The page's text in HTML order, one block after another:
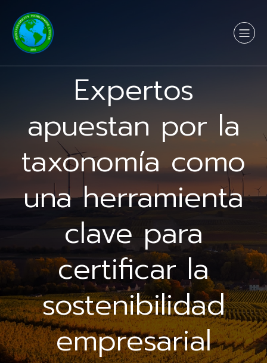
Expertos
apuestan por la
taxonomía como
una herramienta
clave para
certificar la
sostenibilidad
empresarial